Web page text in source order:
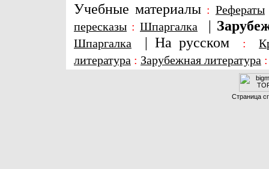
Учебные материалы : Рефераты
пересказы : Шпаргалка |
Шпаргалка | На русском :
литература : Зарубежная литература
Страница